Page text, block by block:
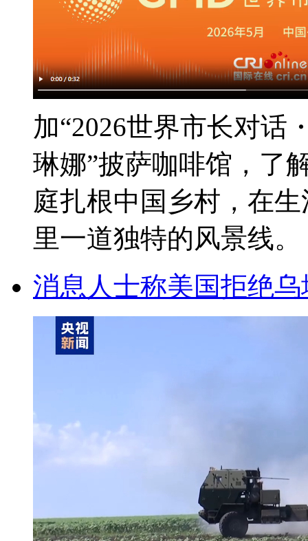
加“2026世界市长对话
琳娜”披萨咖啡馆，了
庭扎根中国乡村，在
里一道独特的风景线。
消息人士称美国拒绝